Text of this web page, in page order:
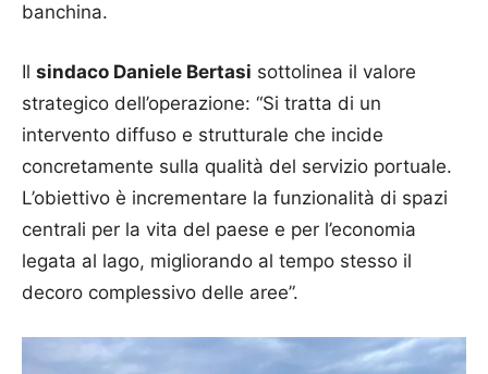
banchina.
Il sindaco Daniele Bertasi sottolinea il valore
strategico dell’operazione: “Si tratta di un
intervento diffuso e strutturale che incide
concretamente sulla qualità del servizio portuale.
L’obiettivo è incrementare la funzionalità di spazi
centrali per la vita del paese e per l’economia
legata al lago, migliorando al tempo stesso il
decoro complessivo delle aree”.